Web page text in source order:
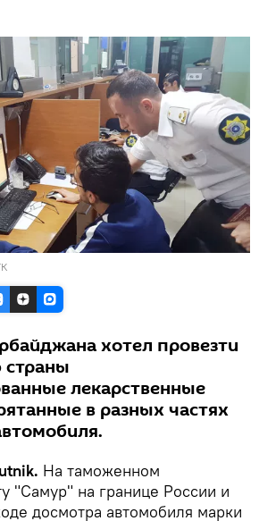
хотел провезти
лекарственные
в разных частях
На таможенном
"Самур" на границе России и
досмотра автомобиля марки